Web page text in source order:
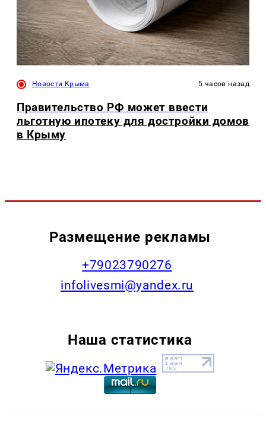
Новости Крыма 5 часов назад
Правительство РФ может ввести
льготную ипотеку для достройки домов
в Крыму
Размещение рекламы
+79023790276
infolivesmi@yandex.ru
Наша статистика